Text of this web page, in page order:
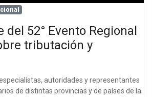
del 52° Evento Regional
tributación y
autoridades y representantes
de distintas provincias y de países de la